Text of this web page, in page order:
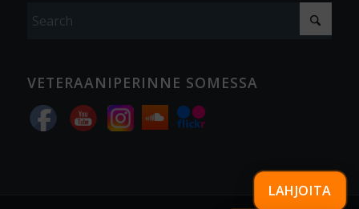
VETERAANIPERINNE SOMESSA
LAHJOITA